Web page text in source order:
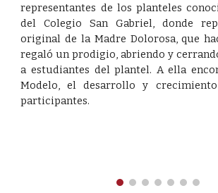
representantes de los planteles
del Colegio San Gabriel, donde
original de la Madre Dolorosa, que
regaló un prodigio, abriendo y
a estudiantes del plantel. A ella
Modelo, el desarrollo y
participantes.